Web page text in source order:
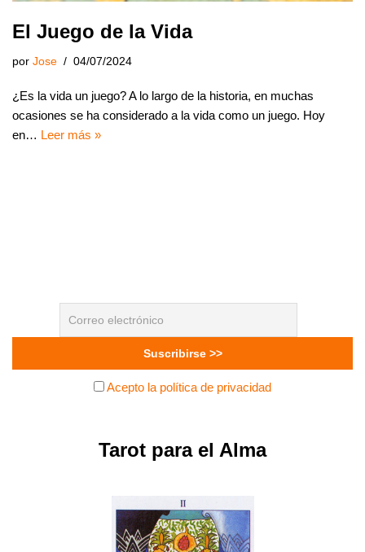
El Juego de la Vida
por Jose 04/07/2024
¿Es la vida un juego? A lo largo de la historia, en muchas
ocasiones se ha considerado a la vida como un juego. Hoy
en… Leer más »
Acepto la política de privacidad
Tarot para el Alma